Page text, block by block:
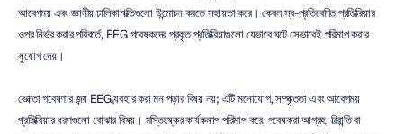
আবেগময় এবং জ্ঞানীয় চালিকাশক্তিগুলো উন্মোচন করতে সহায়তা করে। কেবল স্ব-প্রতিবেদিত প্রতিক্রিয়ার
ওপর নির্ভর করার পরিবর্তে, EEG গবেষকদের প্রকৃত প্রতিক্রিয়াগুলো যেভাবে ঘটে সেভাবেই পরিমাপ করার
সুযোগ দেয়।
ভোক্তা গবেষণার জন্য EEG ব্যবহার করা মন পড়ার বিষয় নয়; এটি মনোযোগ, সম্পৃক্ততা এবং আবেগময়
প্রতিক্রিয়ার ধরণগুলো বোঝার বিষয়। মস্তিষ্কের কার্যকলাপ পরিমাপ করে, গবেষকরা আগ্রহ, বিভ্রান্তি বা